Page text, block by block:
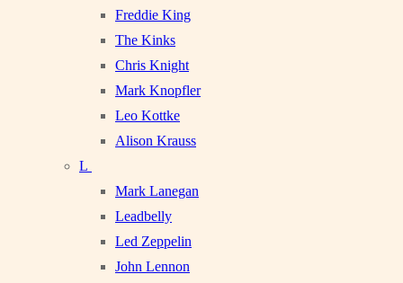
Freddie King
The Kinks
Chris Knight
Mark Knopfler
Leo Kottke
Alison Krauss
L
Mark Lanegan
Leadbelly
Led Zeppelin
John Lennon